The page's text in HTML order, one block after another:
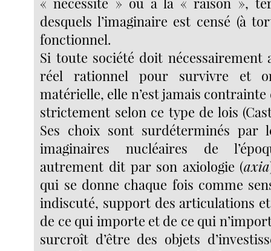
desquels l’imaginaire est censé (à
fonctionnel.
Si toute société doit nécessairement
réel rationnel pour survivre et
matérielle, elle n’est jamais
strictement selon ce type de lois
Ses choix sont surdéterminés par
imaginaires nucléaires de
autrement dit par son axiologie (axia
qui se donne chaque fois comme
indiscuté, support des articulations
de ce qui importe et de ce qui
surcroît d’être des objets